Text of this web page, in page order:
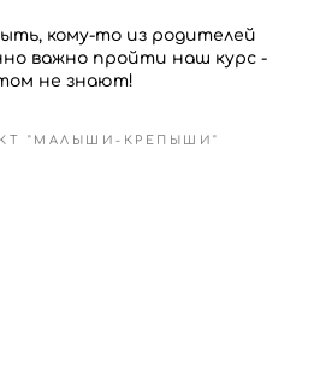
кому-то из родителей
важно пройти наш курс -
не знают!
"МАЛЫШИ-КРЕПЫШИ"